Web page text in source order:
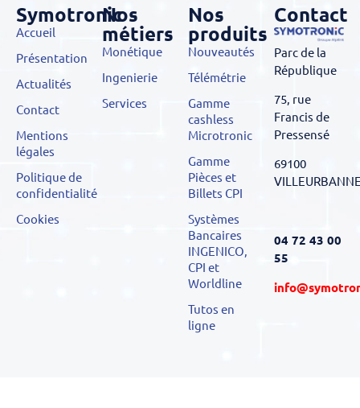
Symotronic
Accueil
Présentation
Actualités
Contact
Mentions
légales
Politique de
confidentialité
Cookies
Nos
métiers
Monétique
Ingenierie
Services
Nos
produits
Nouveautés
Télémétrie
Gamme
cashless
Microtronic
Gamme
Pièces et
Billets CPI
Systèmes
Bancaires
INGENICO,
CPI et
Worldline
Tutos en
ligne
Contact
Parc de la
République
75, rue
Francis de
Pressensé
69100
04 72 43 00
55